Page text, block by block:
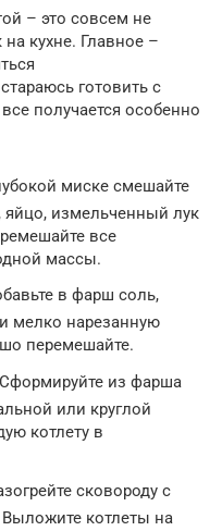
– это совсем не
кухне. Главное –
готовить с
получается особенно
миске смешайте
яйцо, измельченный лук
все
массы.
в фарш соль,
мелко нарезанную
перемешайте.
из фарша
или круглой
котлету в
сковороду с
котлеты на